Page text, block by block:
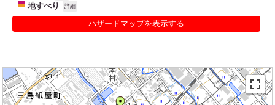
地すべり 詳細
ハザードマップを表示する